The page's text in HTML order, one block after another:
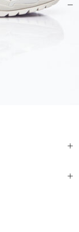
배송을 제공합니다.
반품에 대해서는 기꺼
를 유지하고 반드시